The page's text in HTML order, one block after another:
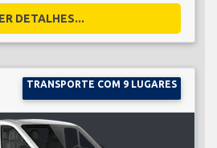
DETALHES...
TRANSPORTE COM 9 LUGARES